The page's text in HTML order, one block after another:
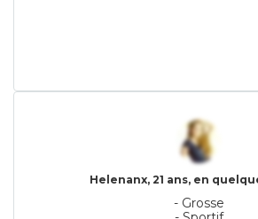
Helenanx, 21 ans, en
- Grosse